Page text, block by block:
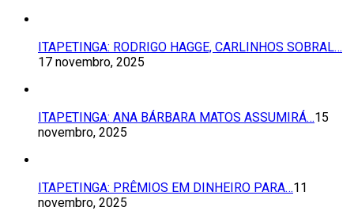
ITAPETINGA: RODRIGO HAGGE, CARLINHOS SOBRAL…
17 novembro, 2025
ITAPETINGA: ANA BÁRBARA MATOS ASSUMIRÁ…15
novembro, 2025
ITAPETINGA: PRÊMIOS EM DINHEIRO PARA…11
novembro, 2025